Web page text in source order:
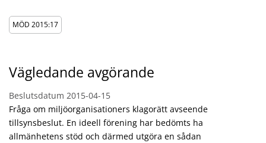
MÖD 2015:17
Vägledande avgörande
Beslutsdatum 2015-04-15
Fråga om miljöorganisationers klagorätt avseende
tillsynsbeslut. En ideell förening har bedömts ha
allmänhetens stöd och därmed utgöra en sådan